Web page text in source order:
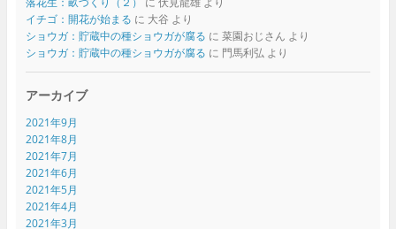
イチゴ：開花が始まる に 大谷 より
ショウガ：貯蔵中の種ショウガが腐る に 菜園おじさん より
ショウガ：貯蔵中の種ショウガが腐る に 門馬利弘 より
アーカイブ
2021年9月
2021年8月
2021年7月
2021年6月
2021年5月
2021年4月
2021年3月